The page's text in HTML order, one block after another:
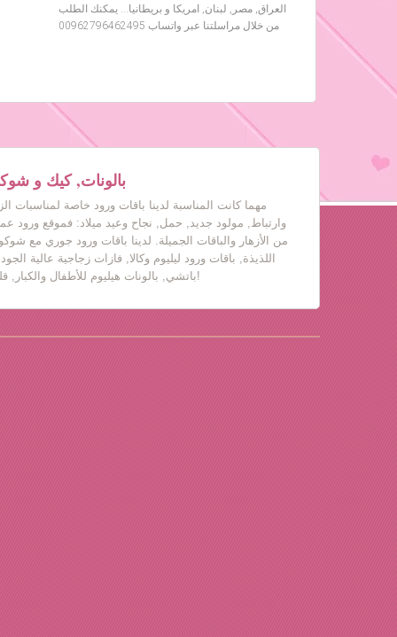
العراق, مصر, لبنان, امريكا و بريطانيا… يمكنك الطلب
من خلال مراسلتنا عبر واتساب 00962796462495
بالونات, كيك و
مهما كانت المناسبة لدينا باقات ورود خاصة لمناسبات
وارتباط, مولود جديد, حمل, نجاح وعيد ميلاد: فموقع ورود
من الأزهار والباقات الجميلة. لدينا باقات ورود جوري مع
اللذيذة, باقات ورود ليليوم وكالا, فازات زجاجية عالية
باتشي, بالونات هيليوم للأطفال والكبار, قلب حب, دباديب مع ورود!